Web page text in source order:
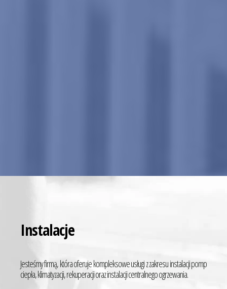
Jesteśmy firmą, która oferuje kompleksowe usługi z zakresu instalacji pomp
ciepła, klimatyzacji, rekuperacji oraz instalacji centralnego ogrzewania.
Instalacje